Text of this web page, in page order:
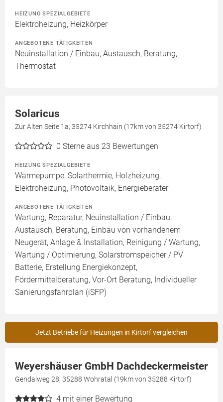
HEIZUNG SPEZIALGEBIETE
Elektroheizung, Heizkörper
ANGEBOTENE TÄTIGKEITEN
Neuinstallation / Einbau, Austausch, Beratung,
Thermostat
Solaricus
Zur Alten Seite 1a, 35274 Kirchhain (17km von 35274 Kirtorf)
0 Sterne aus 23 Bewertungen
HEIZUNG SPEZIALGEBIETE
Wärmepumpe, Solarthermie, Holzheizung,
Elektroheizung, Photovoltaik, Energieberater
ANGEBOTENE TÄTIGKEITEN
Wartung, Reparatur, Neuinstallation / Einbau,
Austausch, Beratung, Einbau von vorhandenem
Neugerät, Anlage & Installation, Reinigung / Wartung,
Wartung / Optimierung, Solarstromspeicher / PV
Batterie, Erstellung Energiekonzept,
Fördermittelberatung, Vor-Ort Beratung, Individueller
Sanierungsfahrplan (iSFP)
Jetzt Betriebe für Heizungen in Kirtorf vergleichen
Weyershäuser GmbH Dachdeckermeister
Gendalweg 28, 35288 Wohratal (19km von 35288 Kirtorf)
4 mit einer Bewertung